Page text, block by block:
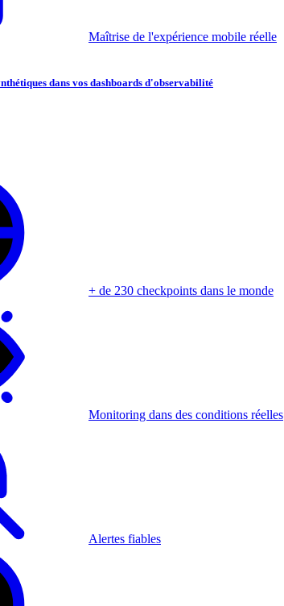
Maîtrise de l'expérience mobile réelle
dans vos dashboards d'observabilité
+ de 230 checkpoints dans le monde
Monitoring dans des conditions réelles
Alertes fiables